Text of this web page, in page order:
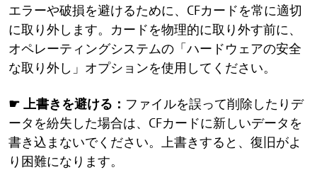
エラーや破損を避けるために、CFカードを常に適切
に取り外します。カードを物理的に取り外す前に、
オペレーティングシステムの「ハードウェアの安全
な取り外し」オプションを使用してください。
☛ 上書きを避ける： ファイルを誤って削除したりデ
ータを紛失した場合は、CFカードに新しいデータを
書き込まないでください。上書きすると、復旧がよ
り困難になります。